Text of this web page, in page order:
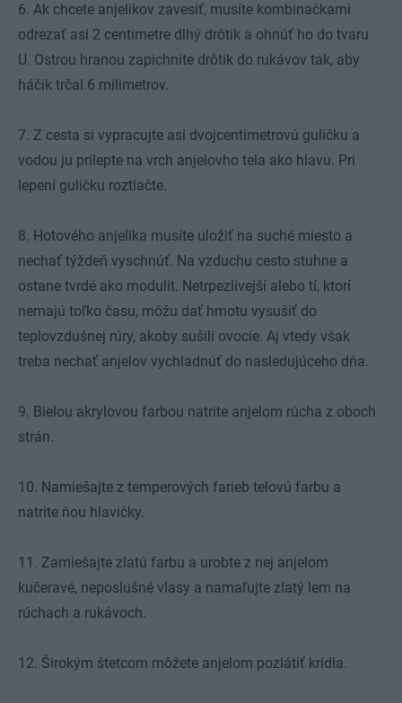
6. Ak chcete anjelikov zavesiť, musíte kombinačkami
odrezať asi 2 centimetre dlhý drôtik a ohnúť ho do tvaru
U. Ostrou hranou zapichnite drôtik do rukávov tak, aby
háčik trčal 6 milimetrov.
7. Z cesta si vypracujte asi dvojcentimetrovú guličku a
vodou ju prilepte na vrch anjelovho tela ako hlavu. Pri
lepení guličku roztlačte.
8. Hotového anjelika musíte uložiť na suché miesto a
nechať týždeň vyschnúť. Na vzduchu cesto stuhne a
ostane tvrdé ako modulit. Netrpezlivejší alebo tí, ktorí
nemajú toľko času, môžu dať hmotu vysušiť do
teplovzdušnej rúry, akoby sušili ovocie. Aj vtedy však
treba nechať anjelov vychladnúť do nasledujúceho dňa.
9. Bielou akrylovou farbou natrite anjelom rúcha z oboch
strán.
10. Namiešajte z temperových farieb telovú farbu a
natrite ňou hlavičky.
11. Zamiešajte zlatú farbu a urobte z nej anjelom
kučeravé, neposlušné vlasy a namaľujte zlatý lem na
rúchach a rukávoch.
12. Širokým štetcom môžete anjelom pozlátiť krídla.